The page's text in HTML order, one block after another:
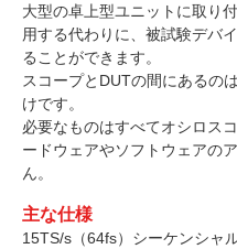
大型の卓上型ユニットに取り
用する代わりに、被試験デバ
ることができます。
スコープとDUTの間にあるの
けです。
必要なものはすべてオシロス
ードウェアやソフトウェアの
ん。
主な仕様
15TS/s（64fs）シーケンシャ